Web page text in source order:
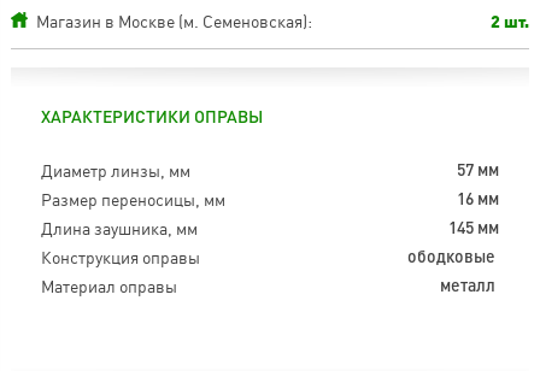
Магазин в Москве (м. Семеновская): 2 шт.
ХАРАКТЕРИСТИКИ ОПРАВЫ
Диаметр линзы, мм 57 мм
Размер переносицы, мм 16 мм
Длина заушника, мм 145 мм
Конструкция оправы ободковые
Материал оправы металл